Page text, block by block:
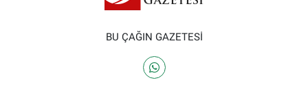
BU ÇAĞIN GAZETESİ